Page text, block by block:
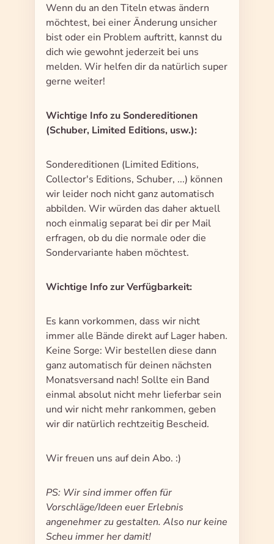
Wenn du an den Titeln etwas ändern
möchtest, bei einer Änderung unsicher
bist oder ein Problem auftritt, kannst du
dich wie gewohnt jederzeit bei uns
melden. Wir helfen dir da natürlich super
gerne weiter!
Wichtige Info zu Sondereditionen
(Schuber, Limited Editions, usw.):
Sondereditionen (Limited Editions,
Collector's Editions, Schuber, ...) können
wir leider noch nicht ganz automatisch
abbilden. Wir würden das daher aktuell
noch einmalig separat bei dir per Mail
erfragen, ob du die normale oder die
Sondervariante haben möchtest.
Wichtige Info zur Verfügbarkeit:
Es kann vorkommen, dass wir nicht
immer alle Bände direkt auf Lager haben.
Keine Sorge: Wir bestellen diese dann
ganz automatisch für deinen nächsten
Monatsversand nach! Sollte ein Band
einmal absolut nicht mehr lieferbar sein
und wir nicht mehr rankommen, geben
wir dir natürlich rechtzeitig Bescheid.
Wir freuen uns auf dein Abo. :)
PS: Wir sind immer offen für
Vorschläge/Ideen euer Erlebnis
angenehmer zu gestalten. Also nur keine
Scheu immer her damit!